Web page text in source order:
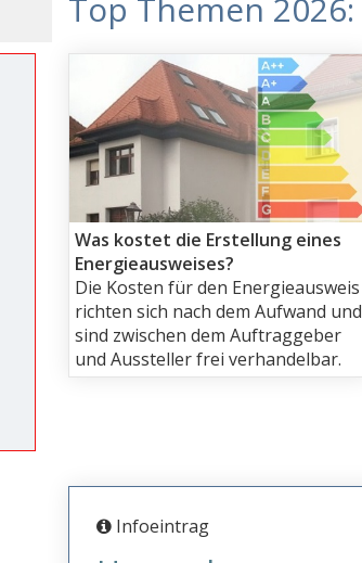
Top Themen 2026:
Was kostet die Erstellung eines
Energieausweises?
Die Kosten für den Energieausweis
richten sich nach dem Aufwand und
sind zwischen dem Auftraggeber
und Aussteller frei verhandelbar.
Infoeintrag